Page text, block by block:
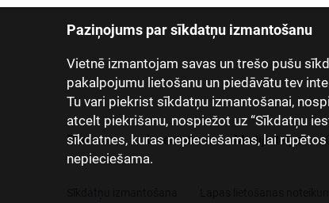
Paziņojums par sīkdatņu izmantošanu
Vietnē izmantojam savas un trešo pušu
pakalpojumu lietošanu un piedāvātu tev
Tu vari piekrist sīkdatņu izmantošanai,
atcelt piekrišanu, nospiežot uz “Sīkdatņu
sīkdatnes, kuras nepieciešamas, lai
nepieciešama.
Par mums Investoriem Mediju telpa